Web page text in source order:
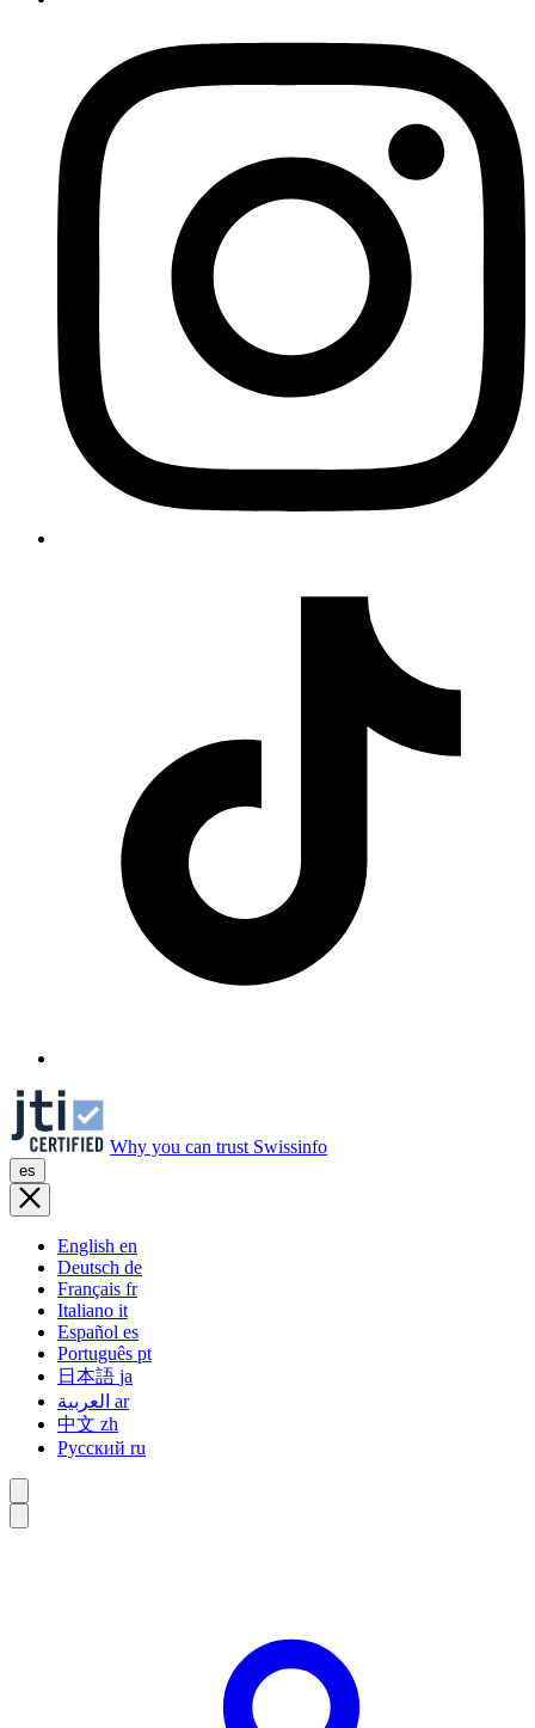
Why you can trust Swissinfo
es
English en
Deutsch de
Français fr
Italiano it
Español es
Português pt
日本語 ja
ar
中文 zh
Русский ru